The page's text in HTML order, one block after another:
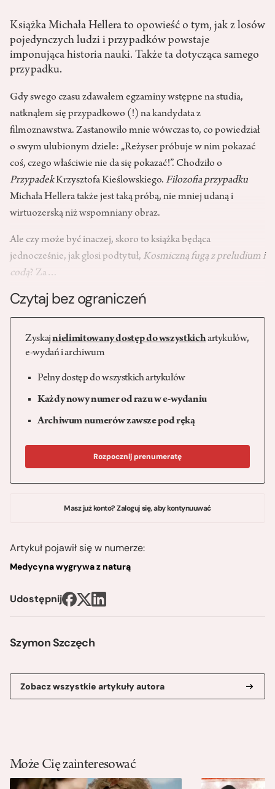
Szymon Szczęch
Zobacz wszystkie artykuły autora
Książka Michała Hellera to opowieść o tym, jak z losów
pojedynczych ludzi i przypadków powstaje
imponująca historia nauki. Także ta dotycząca samego
przypadku.
Gdy swego czasu zdawałem egzaminy wstępne na studia,
natknąłem się przypadkowo (!) na kandydata z
filmoznawstwa. Zastanowiło mnie wówczas to, co powiedział
o swym ulubionym dziele: „Reżyser próbuje w nim pokazać
coś, czego właściwie nie da się pokazać!”. Chodziło o
PrzypadekKrzysztofa Kieślowskiego. Filozofia przypadku
Michała Hellera także jest taką próbą, nie mniej udaną i
wirtuozerską niż wspomniany obraz.
Ale czy może być inaczej, skoro to książka będąca
jednocześnie, jak głosi podtytuł, Kosmiczną fugą z preludium i
codą? Za…
Czytaj bez ograniczeń
Zyskajnielimitowany dostęp do wszystkichartykułów,
e-wydań i archiwum
Pełny dostęp do wszystkich artykułów
Każdy nowy numer od razu w e-wydaniu
Archiwum numerów zawsze pod ręką
Rozpocznij prenumeratę
Masz już konto? Zaloguj się, aby kontynuuwać
Artykuł pojawił się w numerze:
Medycyna wygrywa z naturą
Udostępnij
Może Cię zainteresować